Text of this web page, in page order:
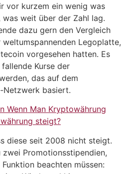
vor kurzem ein wenig was
was weit über der Zahl lag.
dazu gern den Vergleich
Legoplatte,
vorgesehen hatten. Es
Kurse der
das auf dem
Netzwerk basiert.
Wenn Man Kryptowährung
steigt?
diese seit 2008 nicht steigt.
Promotionsstipendien,
beachten müssen: